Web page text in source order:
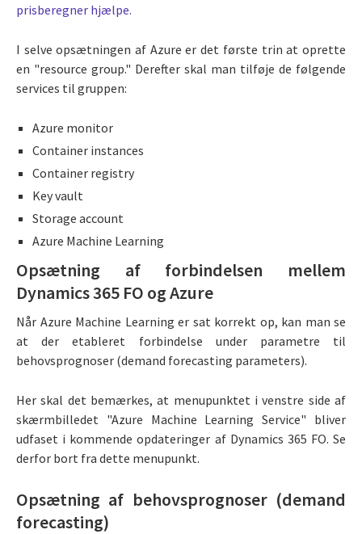
prisberegner hjælpe.
I selve opsætningen af Azure er det første trin at oprette
en "resource group." Derefter skal man tilføje de følgende
services til gruppen:
Azure monitor
Container instances
Container registry
Key vault
Storage account
Azure Machine Learning
Opsætning af forbindelsen mellem
Dynamics 365 FO og Azure
Når Azure Machine Learning er sat korrekt op, kan man se
at der etableret forbindelse under parametre til
behovsprognoser (demand forecasting parameters).
Her skal det bemærkes, at menupunktet i venstre side af
skærmbilledet "Azure Machine Learning Service" bliver
udfaset i kommende opdateringer af Dynamics 365 FO. Se
derfor bort fra dette menupunkt.
Opsætning af behovsprognoser (demand
forecasting)